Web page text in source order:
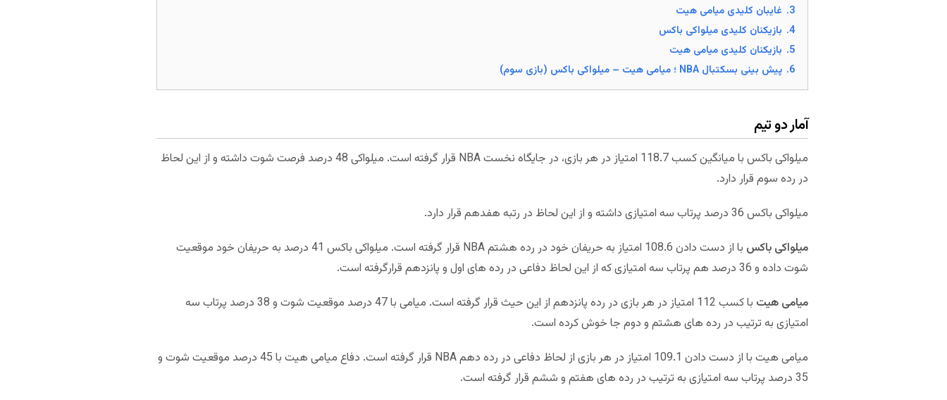
3. غایبان کلیدی میامی هیت
4. بازیکنان کلیدی میلواکی باکس
5. بازیکنان کلیدی میامی هیت
6. پیش بینی بسکتبال NBA ؛ میامی هیت – میلواکی باکس (بازی سوم)
آمار دو تیم
میلواکی باکس با میانگین کسب 118.7 امتیاز در هر بازی، در جایگاه نخست NBA قرار گرفته است. میلواکی 48 درصد فرصت شوت داشته و از این لحاظ
در رده سوم قرار دارد.
میلواکی باکس 36 درصد پرتاب سه امتیازی داشته و از این لحاظ در رتبه هفدهم قرار دارد.
میلواکی باکس
با از دست دادن 108.6 امتیاز به حریفان خود در رده هشتم NBA قرار گرفته است. میلواکی باکس 41 درصد به حریفان خود موقعیت
شوت داده و 36 درصد هم پرتاب سه امتیازی که از این لحاظ دفاعی در رده های اول و پانزدهم قرارگرفته است.
میامی هیت
با کسب 112 امتیاز در هر بازی در رده پانزدهم از این حیث قرار گرفته است. میامی با 47 درصد موقعیت شوت و 38 درصد پرتاب سه
امتیازی به ترتیب در رده های هشتم و دوم جا خوش کرده است.
میامی هیت با از دست دادن 109.1 امتیاز در هر بازی از لحاظ دفاعی در رده دهم NBA قرار گرفته است. دفاع میامی هیت با 45 درصد موقعیت شوت و
35 درصد پرتاب سه امتیازی به ترتیب در رده های هفتم و ششم قرار گرفته است.